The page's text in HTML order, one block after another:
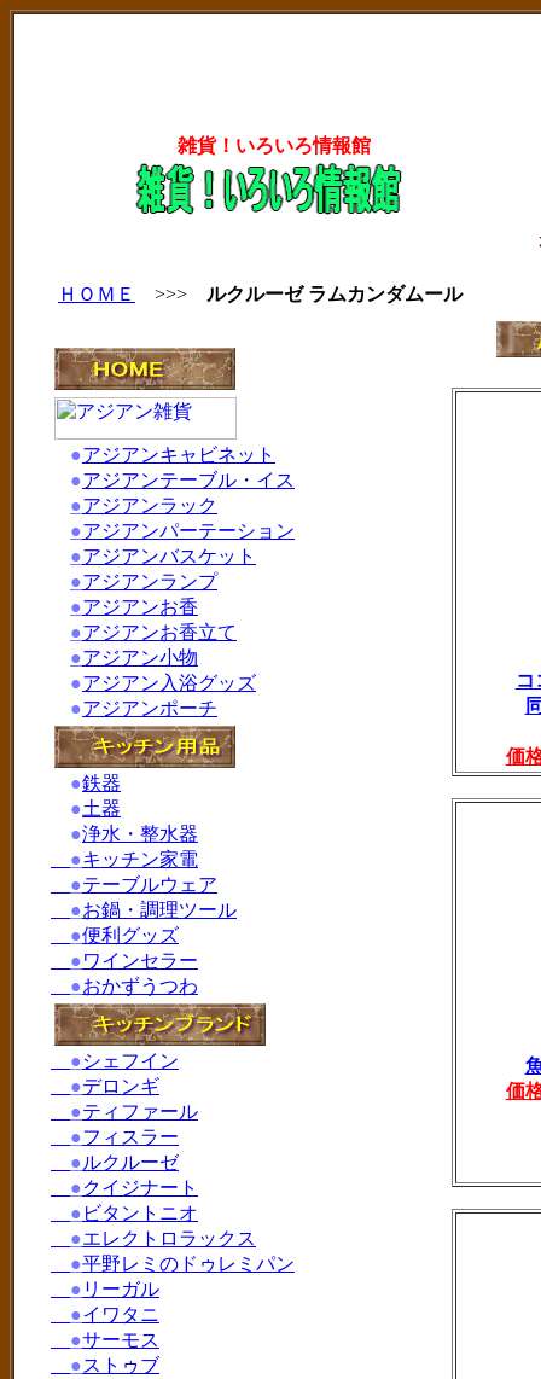
雑貨！いろいろ情報館
ＨＯＭＥ >>> ルクルーゼ ラムカンダムール
コ
価
価
●アジアンキャビネット
●アジアンテーブル・イス
●アジアンラック
●アジアンパーテーション
●アジアンバスケット
●アジアンランプ
●アジアンお香
●アジアンお香立て
●アジアン小物
●アジアン入浴グッズ
●アジアンポーチ
●鉄器
●土器
●浄水・整水器
●キッチン家電
●テーブルウェア
●お鍋・調理ツール
●便利グッズ
●ワインセラー
●おかずうつわ
●シェフイン
●デロンギ
●ティファール
●フィスラー
●ルクルーゼ
●クイジナート
● ビタントニオ
●エレクトロラックス
●平野レミのドゥレミパン
● リーガル
●イワタニ
●サーモス
●ストゥブ